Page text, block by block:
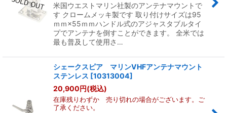
米国ウエストマリン社製のアンテナマウントで
す クロームメッキ製です 取り付けサイズは95
ｍｍ×55ｍｍハンドル式のアジャスタブルタイ
プでアンテナを倒すことができます。 全米では
最も普及して使用さ…
シェークスピア マリンVHFアンテナマウント
ステンレス [10313004]
20,900円(税込)
在庫残りわずか 売り切れの場合がございます。ご
了承ください。